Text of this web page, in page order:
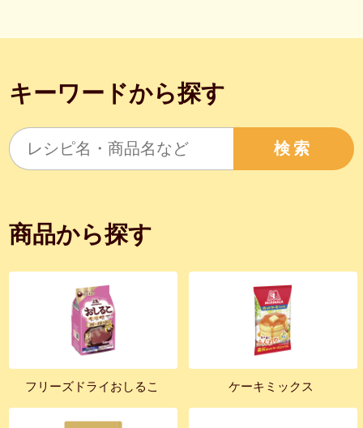
キーワードから探す
検索
商品から探す
フリーズドライおしるこ ケーキミックス